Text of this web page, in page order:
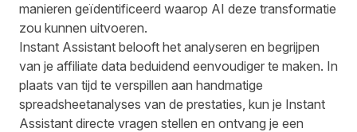
manieren geïdentificeerd waarop AI deze transformatie
zou kunnen uitvoeren.
Instant Assistant belooft het analyseren en begrijpen
van je affiliate data beduidend eenvoudiger te maken. In
plaats van tijd te verspillen aan handmatige
spreadsheetanalyses van de prestaties, kun je Instant
Assistant directe vragen stellen en ontvang je een